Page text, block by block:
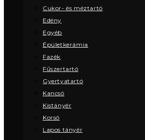
Cukor- és méztartó
Edény
Egyéb
Épületkerámia
Fazék
Fűszertartó
Gyertyatartó
Kancsó
Kistányér
Korsó
Lapos tányér